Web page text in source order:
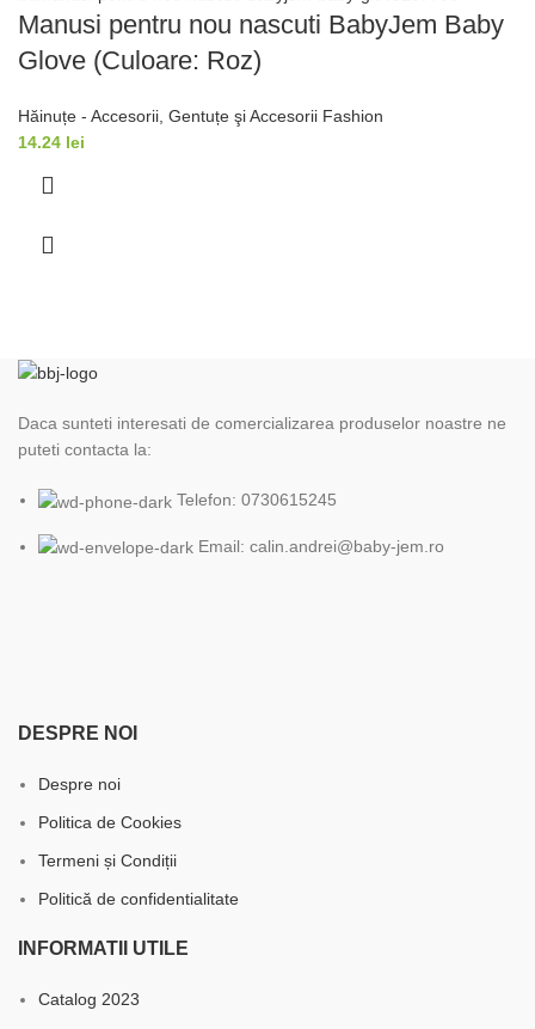
Manusi pentru nou nascuti BabyJem Baby
Glove (Culoare: Roz)
Hăinuțe - Accesorii Gentuțe şi Accesorii Fashion
14.24 lei
Daca sunteti interesati de comercializarea produselor noastre ne
puteti contacta la:
Telefon: 0730615245
Email: calin.andrei@baby-jem.ro
DESPRE NOI
Despre noi
Politica de Cookies
Termeni și Condiții
Politică de confidentialitate
INFORMATII UTILE
Catalog 2023